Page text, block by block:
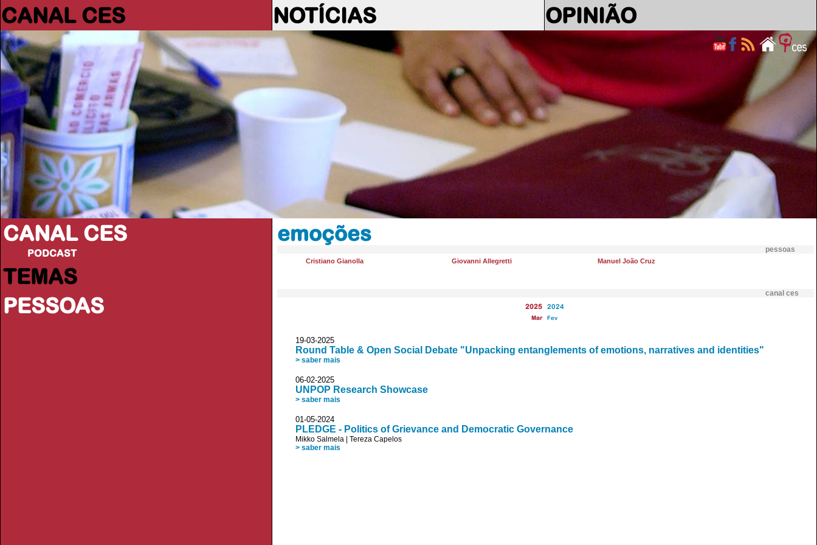
CANAL CES NOTÍCIAS OPINIÃO
CANAL CES
PODCAST
TEMAS
PESSOAS
emoções
pessoas
Cristiano Gianolla Giovanni Allegretti Manuel João Cruz
canal ces
2025 2024
Mar Fev
19-03-2025
Round Table & Open Social Debate "Unpacking entanglements of emotions, narratives and identities"
> saber mais
06-02-2025
UNPOP Research Showcase
> saber mais
01-05-2024
PLEDGE - Politics of Grievance and Democratic Governance
Mikko Salmela
Tereza Capelos
> saber mais